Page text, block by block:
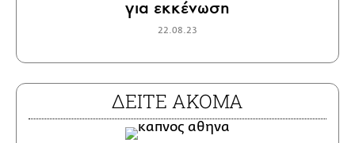
για εκκένωση
22.08.23
ΔΕΙΤΕ ΑΚΟΜΑ